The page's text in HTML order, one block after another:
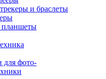
и браслеты
планшеты
для фото-